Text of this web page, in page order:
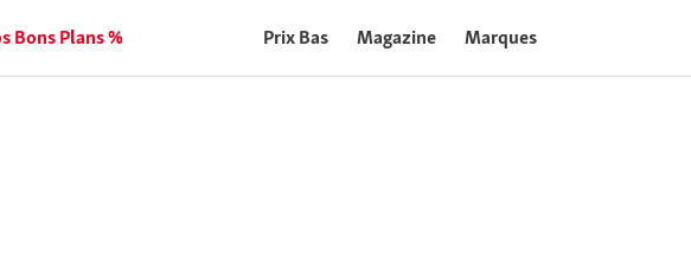
Bons Plans % Prix Bas Magazine Marques